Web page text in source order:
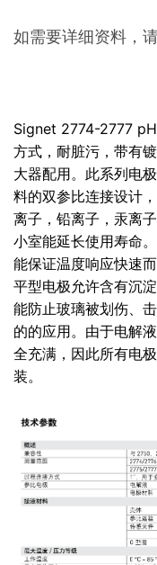
如需要详细资料，
Signet 2774-2777
方式，耐脏污，带有
大器配用。此系列电
料的双参比连接设计
离子，铅离子，汞离
小室能延长使用寿命
能保证温度响应快速
平型电极允许含有沉
能防止玻璃被划伤、
的的应用。由于电解
全充满，因此所有电
装。